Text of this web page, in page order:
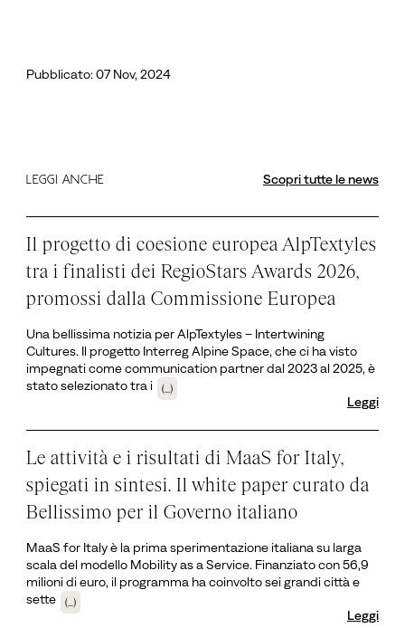
Pubblicato: 07 Nov, 2024
LEGGI ANCHE Scopri tutte le news
Il progetto di coesione europea AlpTextyles
tra i finalisti dei RegioStars Awards 2026,
promossi dalla Commissione Europea
Una bellissima notizia per AlpTextyles – Intertwining
Cultures. Il progetto Interreg Alpine Space, che ci ha visto
impegnati come communication partner dal 2023 al 2025, è
stato selezionato tra i
(...)
Leggi
Le attività e i risultati di MaaS for Italy,
spiegati in sintesi. Il white paper curato da
Bellissimo per il Governo italiano
MaaS for Italy è la prima sperimentazione italiana su larga
scala del modello Mobility as a Service. Finanziato con 56,9
milioni di euro, il programma ha coinvolto sei grandi città e
sette
(...)
Leggi